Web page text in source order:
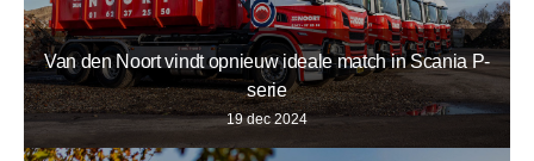
Van den Noort vindt opnieuw ideale match in Scania P-
serie
19 dec 2024